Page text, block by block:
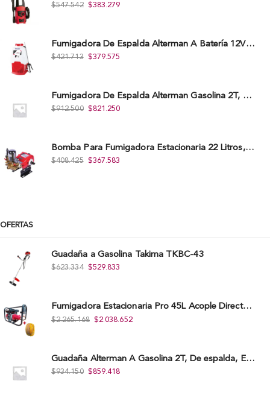
$547.542 $383.279
Fumigadora De Espalda Alterman A Baterí­a 12V/12Ah, 20Litros, Xkes20.
$421.713 $379.575
Fumigadora De Espalda Alterman Gasolina 2T, 26 Cc, Bomba Nylon Libre Mantenimiento, Tf900-A.
$912.500 $821.250
Bomba Para Fumigadora Estacionaria 22 Litros, Xp22-I.
$408.425 $367.583
OFERTAS
Guadaña a Gasolina Takima TKBC-43
$623.334 $529.833
Fumigadora Estacionaria Pro 45L Acople Directo con Accesorios
$2.265.168 $2.038.652
Guadaña Alterman A Gasolina 2T, De espalda, Eje Flexible, 43Cc, Xbc43B-I
$934.150 $859.418